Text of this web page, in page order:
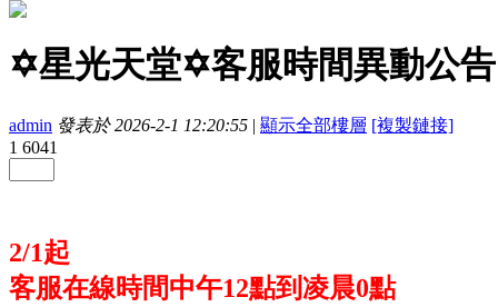
✡星光天堂✡客服時間異動公告
admin 發表於 2026-2-1 12:20:55 | 顯示全部樓層 [複製鏈接]
1 6041
2/1起
客服在線時間中午12點到凌晨0點